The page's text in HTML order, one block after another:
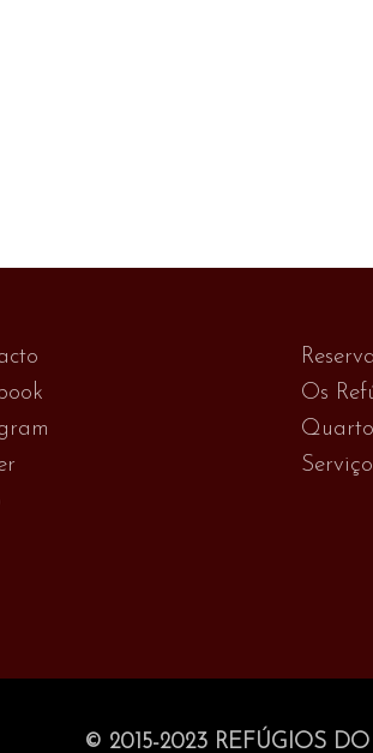
Os
© 2015-2023 REFÚGIOS